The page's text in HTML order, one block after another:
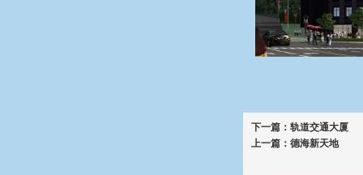
下一篇： 轨道交通大厦
上一篇： 德海新天地